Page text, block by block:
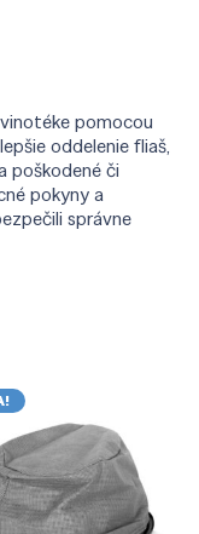
pomocou
oddelenie fliaš,
poškodené či
pokyny a
správne